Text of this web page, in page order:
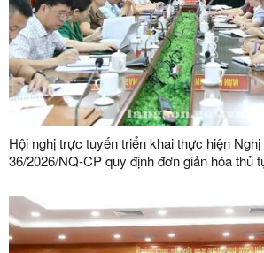
Hội nghị trực tuyến triển khai thực hiện
36/2026/NQ-CP quy định đơn giản hóa thủ